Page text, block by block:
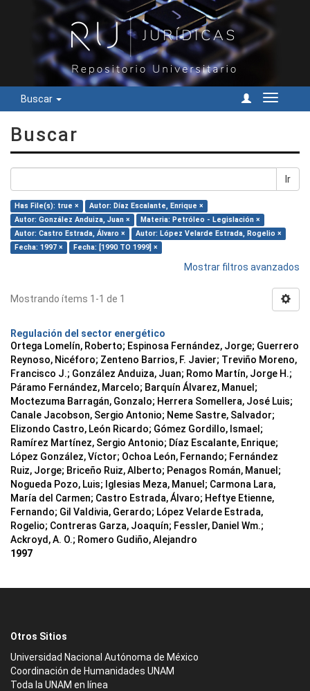
Buscar
Cambiar
Buscar
Ir
Has File(s): true ×
Autor: Díaz Escalante, Enrique ×
Autor: González Anduiza, Juan ×
Materia: Petróleo - Legislación ×
Autor: Castro Estrada, Álvaro ×
Autor: López Velarde Estrada, Rogelio ×
Fecha: 1997 ×
Fecha: [1990 TO 1999] ×
Mostrar filtros avanzados
Mostrando ítems 1-1 de 1
Regulación del sector energético
Ortega Lomelín, Roberto; Espinosa Fernández, Jorge; Guerrero
Reynoso, Nicéforo; Zenteno Barrios, F. Javier; Treviño Moreno,
Francisco J.; González Anduiza, Juan; Romo Martín, Jorge H.;
Páramo Fernández, Marcelo; Barquín Álvarez, Manuel;
Moctezuma Barragán, Gonzalo; Herrera Somellera, José Luis;
Canale Jacobson, Sergio Antonio; Neme Sastre, Salvador;
Elizondo Castro, León Ricardo; Gómez Gordillo, Ismael;
Ramírez Martínez, Sergio Antonio; Díaz Escalante, Enrique;
López González, Víctor; Ochoa León, Fernando; Fernández
Ruiz, Jorge; Briceño Ruiz, Alberto; Penagos Román, Manuel;
Nogueda Pozo, Luis; Iglesias Meza, Manuel; Carmona Lara,
María del Carmen; Castro Estrada, Álvaro; Heftye Etienne,
Fernando; Gil Valdivia, Gerardo; López Velarde Estrada,
Rogelio; Contreras Garza, Joaquín; Fessler, Daniel Wm.;
Ackroyd, A. O.; Romero Gudiño, Alejandro
1997
Otros Sitios
Universidad Nacional Autónoma de México
Coordinación de Humanidades UNAM
Toda la UNAM en línea